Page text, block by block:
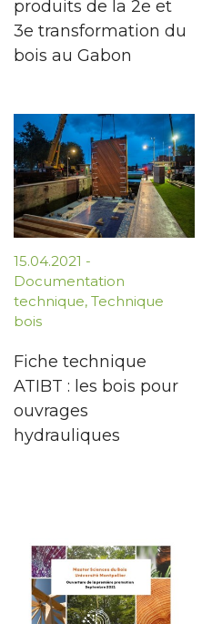
produits de la 2e et
3e transformation du
bois au Gabon
15.04.2021 -
Documentation
technique, Technique
bois
Fiche technique
ATIBT : les bois pour
ouvrages
hydrauliques